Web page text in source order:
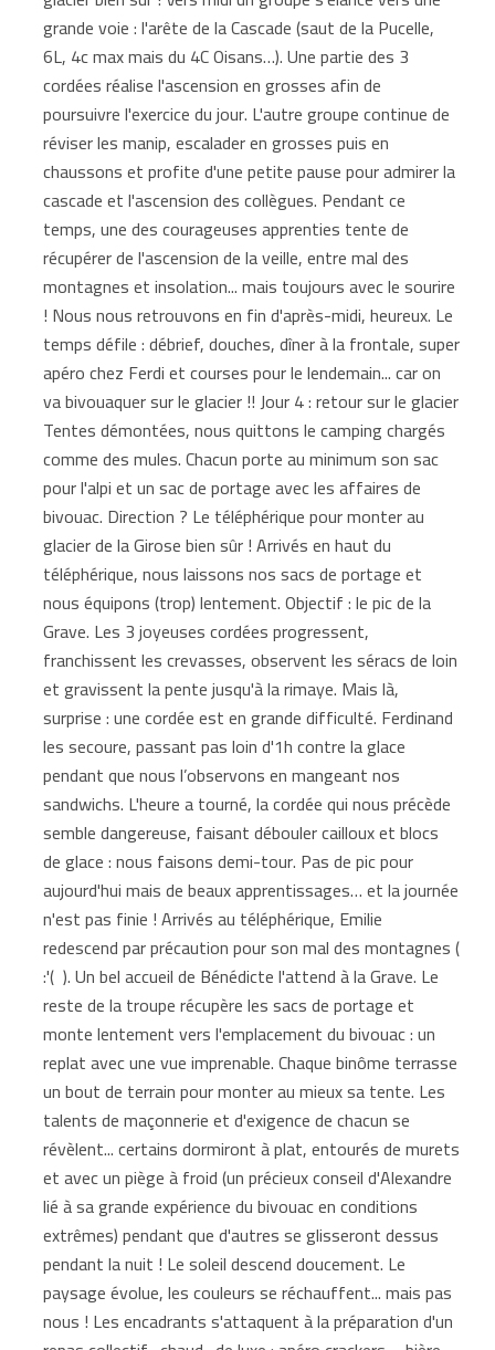
grande voie : l'arête de la Cascade (saut de la Pucelle,
6L, 4c max mais du 4C Oisans…). Une partie des 3
cordées réalise l'ascension en grosses afin de
poursuivre l'exercice du jour. L'autre groupe continue de
réviser les manip, escalader en grosses puis en
chaussons et profite d'une petite pause pour admirer la
cascade et l'ascension des collègues. Pendant ce
temps, une des courageuses apprenties tente de
récupérer de l'ascension de la veille, entre mal des
montagnes et insolation... mais toujours avec le sourire
! Nous nous retrouvons en fin d'après-midi, heureux. Le
temps défile : débrief, douches, dîner à la frontale, super
apéro chez Ferdi et courses pour le lendemain... car on
va bivouaquer sur le glacier !! Jour 4 : retour sur le glacier
Tentes démontées, nous quittons le camping chargés
comme des mules. Chacun porte au minimum son sac
pour l'alpi et un sac de portage avec les affaires de
bivouac. Direction ? Le téléphérique pour monter au
glacier de la Girose bien sûr ! Arrivés en haut du
téléphérique, nous laissons nos sacs de portage et
nous équipons (trop) lentement. Objectif : le pic de la
Grave. Les 3 joyeuses cordées progressent,
franchissent les crevasses, observent les séracs de loin
et gravissent la pente jusqu'à la rimaye. Mais là,
surprise : une cordée est en grande difficulté. Ferdinand
les secoure, passant pas loin d'1h contre la glace
pendant que nous l’observons en mangeant nos
sandwichs. L'heure a tourné, la cordée qui nous précède
semble dangereuse, faisant débouler cailloux et blocs
de glace : nous faisons demi-tour. Pas de pic pour
aujourd'hui mais de beaux apprentissages… et la journée
n'est pas finie ! Arrivés au téléphérique, Emilie
redescend par précaution pour son mal des montagnes (
:'( ). Un bel accueil de Bénédicte l'attend à la Grave. Le
reste de la troupe récupère les sacs de portage et
monte lentement vers l'emplacement du bivouac : un
replat avec une vue imprenable. Chaque binôme terrasse
un bout de terrain pour monter au mieux sa tente. Les
talents de maçonnerie et d'exigence de chacun se
révèlent... certains dormiront à plat, entourés de murets
et avec un piège à froid (un précieux conseil d'Alexandre
lié à sa grande expérience du bivouac en conditions
extrêmes) pendant que d'autres se glisseront dessus
pendant la nuit ! Le soleil descend doucement. Le
paysage évolue, les couleurs se réchauffent... mais pas
nous ! Les encadrants s'attaquent à la préparation d'un